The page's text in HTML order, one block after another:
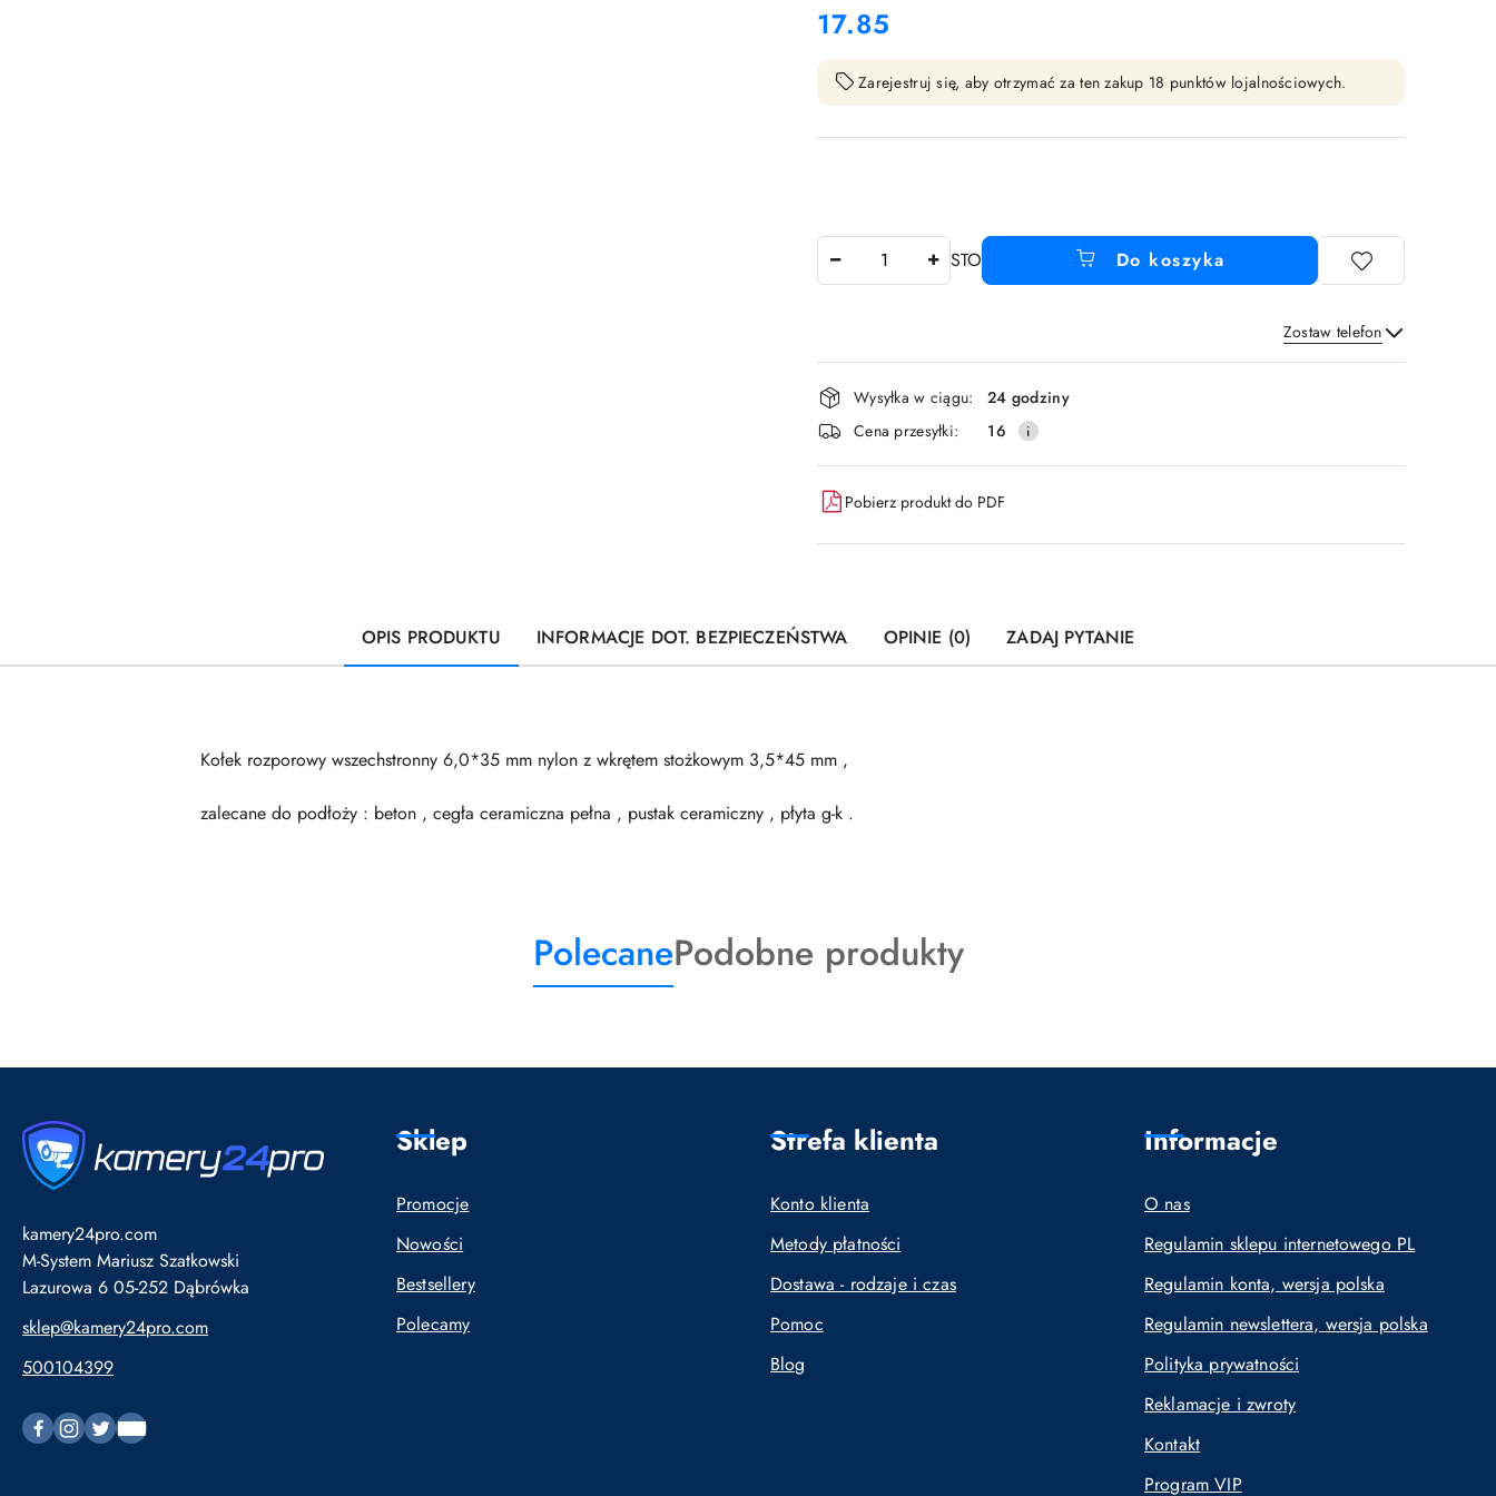
Cena:
17.85
Zarejestruj się, aby otrzymać za ten zakup 18 punktów lojalnościowych.
STO Do koszyka
Zostaw telefon
Wyślij
Dostępność
i
dostawa
Wysyłka w ciągu:
24 godziny
Cena przesyłki:
16
Pobierz produkt do PDF
OPIS PRODUKTU INFORMACJE DOT. BEZPIECZEŃSTWA OPINIE (0) ZADAJ PYTANIE
Kołek rozporowy wszechstronny 6,0*35 mm nylon z wkrętem stożkowym 3,5*45 mm ,
zalecane do podłoży : beton , cegła ceramiczna pełna , pustak ceramiczny , płyta g-k .
Produkty
o
PolecaneProdukty
o
Podobne produkty
kamery24pro.com
M-System Mariusz Szatkowski
Lazurowa 6 05-252 Dąbrówka
sklep@kamery24pro.com
500104399
Sklep
Promocje
Nowości
Bestsellery
Polecamy
Strefa klienta
Konto klienta
Metody płatności
Dostawa - rodzaje i czas
Pomoc
Blog
Informacje
O nas
Regulamin sklepu internetowego PL
Regulamin konta, wersja polska
Regulamin newslettera, wersja polska
Polityka prywatności
Reklamacje i zwroty
Kontakt
Program VIP